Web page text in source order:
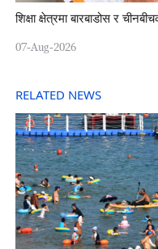
शिक्षा क्षेत्रमा बारबाडोस र
07-Aug-2026
RELATED NEWS